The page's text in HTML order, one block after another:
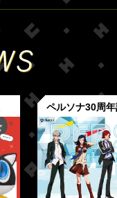
ペルソナ30周